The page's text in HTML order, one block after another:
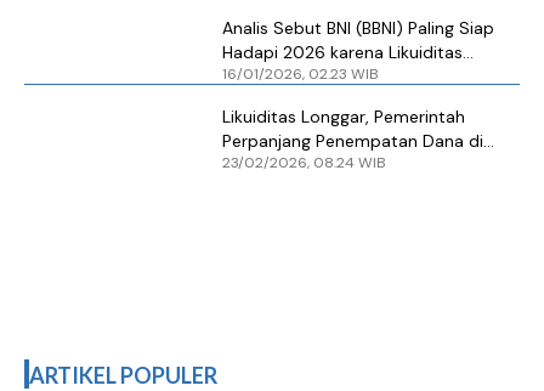
Analis Sebut BNI (BBNI) Paling Siap
Hadapi 2026 karena Likuiditas
Longgar dan Efisiensi Terjaga
16/01/2026, 02.23 WIB
Likuiditas Longgar, Pemerintah
Perpanjang Penempatan Dana di
Bank BUMN
23/02/2026, 08.24 WIB
ARTIKEL POPULER